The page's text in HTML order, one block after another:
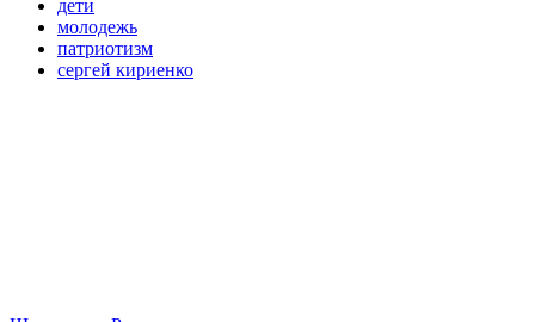
дети
молодежь
патриотизм
сергей кириенко